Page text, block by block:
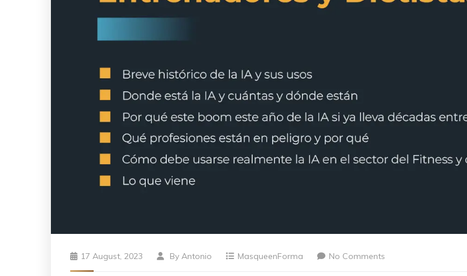
17 August, 2023 By Antonio MasqueenForma No Comments